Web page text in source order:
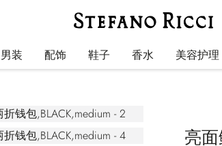
男装 配饰 鞋子 香水 美容护理
亮